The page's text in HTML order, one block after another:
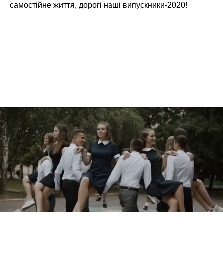
самостійне життя, дорогі наші випускники-2020!